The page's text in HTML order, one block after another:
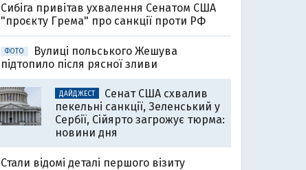
Cибіга привітав ухвалення Сенатом США
"проєкту Грема" про санкції проти РФ
ФОТО
Вулиці польського Жешува
підтопило після рясної зливи
ДАЙДЖЕСТ
Сенат США схвалив
пекельні санкції, Зеленський у
Сербії, Сійярто загрожує тюрма:
новини дня
Стали відомі деталі першого візиту